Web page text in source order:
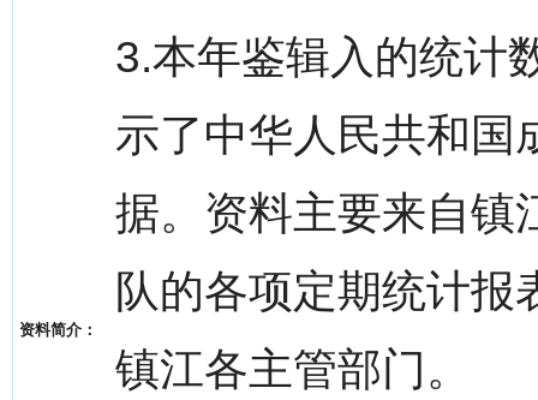
资料简介：
3.本年鉴辑入的统计
示了中华人民共和国
据。资料主要来自镇
队的各项定期统计报
镇江各主管部门。